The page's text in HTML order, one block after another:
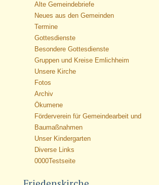
Alte Gemeindebriefe
Neues aus den Gemeinden
Termine
Gottesdienste
Besondere Gottesdienste
Gruppen und Kreise Emlichheim
Unsere Kirche
Fotos
Archiv
Ökumene
Förderverein für Gemeindearbeit und
Baumaßnahmen
Unser Kindergarten
Diverse Links
0000Testseite